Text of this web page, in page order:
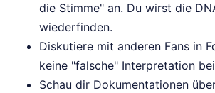
die Stimme" an. Du wirst die
wiederfinden.
Diskutiere mit anderen Fans in
keine "falsche" Interpretation
Schau dir Dokumentationen